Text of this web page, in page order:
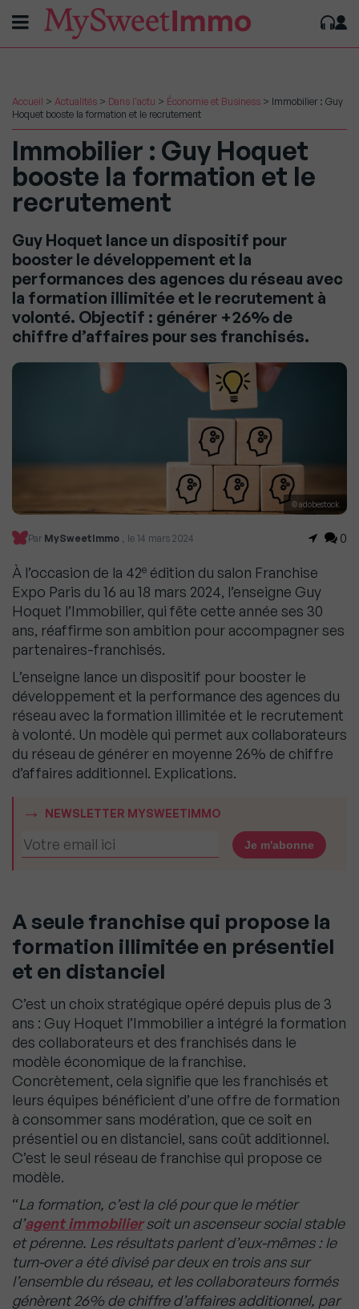
Accueil > Actualités > Dans l'actu > Économie et Business > Immobilier : Guy
Hoquet booste la formation et le recrutement
Immobilier : Guy Hoquet
booste la formation et le
recrutement
Guy Hoquet lance un dispositif pour
booster le développement et la
performances des agences du réseau avec
la formation illimitée et le recrutement à
volonté. Objectif : générer +26% de
chiffre d’affaires pour ses franchisés.
© adobestock
Par MySweetImmo , le 14 mars 2024 0
À l’occasion de la 42e édition du salon Franchise
Expo Paris du 16 au 18 mars 2024, l’enseigne Guy
Hoquet l’Immobilier, qui fête cette année ses 30
ans, réaffirme son ambition pour accompagner ses
partenaires-franchisés.
L’enseigne lance un dispositif pour booster le
développement et la performance des agences du
réseau avec la formation illimitée et le recrutement
à volonté. Un modèle qui permet aux collaborateurs
du réseau de générer en moyenne 26% de chiffre
d’affaires additionnel. Explications.
NEWSLETTER MYSWEETIMMO
A seule franchise qui propose la
formation illimitée en présentiel
et en distanciel
C’est un choix stratégique opéré depuis plus de 3
ans : Guy Hoquet l’Immobilier a intégré la formation
des collaborateurs et des franchisés dans le
modèle économique de la franchise.
Concrètement, cela signifie que les franchisés et
leurs équipes bénéficient d’une offre de formation
à consommer sans modération, que ce soit en
présentiel ou en distanciel, sans coût additionnel.
C’est le seul réseau de franchise qui propose ce
modèle.
“La formation, c’est la clé pour que le métier
d’agent immobiliersoit un ascenseur social stable
et pérenne. Les résultats parlent d’eux-mêmes : le
turn-over a été divisé par deux en trois ans sur
l’ensemble du réseau, et les collaborateurs formés
génèrent 26% de chiffre d’affaires additionnel, par